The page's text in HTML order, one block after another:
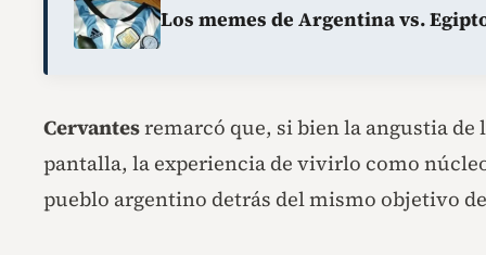
Los memes de Argentina vs.
Cervantesremarcó que, si bien la angustia
pantalla, la experiencia de vivirlo como
pueblo argentino detrás del mismo objetivo